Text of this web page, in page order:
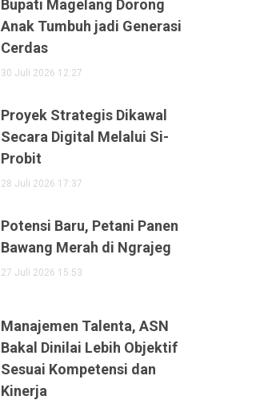
Bupati Magelang Dorong
Anak Tumbuh jadi Generasi
Cerdas
30 Juli 2026 12:27
Proyek Strategis Dikawal
Secara Digital Melalui Si-
Probit
28 Juli 2026 17:37
Potensi Baru, Petani Panen
Bawang Merah di Ngrajeg
27 Juli 2026 15:53
Manajemen Talenta, ASN
Bakal Dinilai Lebih Objektif
Sesuai Kompetensi dan
Kinerja